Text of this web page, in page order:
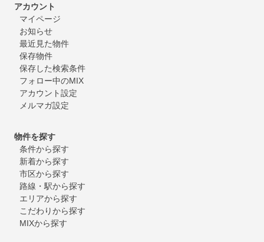
アカウント
マイページ
お知らせ
最近見た物件
保存物件
保存した検索条件
フォロー中のMIX
アカウント設定
メルマガ設定
物件を探す
条件から探す
新着から探す
市区から探す
路線・駅から探す
エリアから探す
こだわりから探す
MIXから探す